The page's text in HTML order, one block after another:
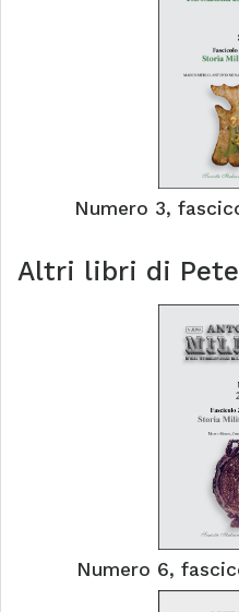
Numero 3,
Altri libri di
Numero 6,